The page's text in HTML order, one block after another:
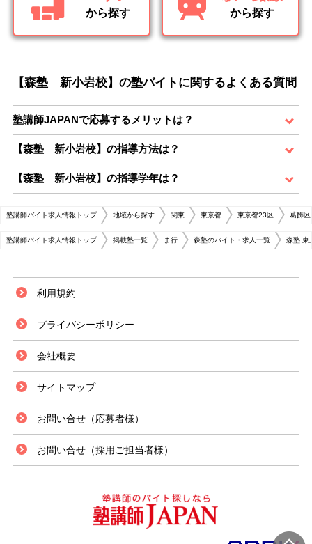
から探す から探す
【森塾 新小岩校】の塾バイトに関するよくある質問
塾講師JAPANで応募するメリットは？
【森塾 新小岩校】の指導方法は？
【森塾 新小岩校】の指導学年は？
塾講師バイト求人情報トップ 地域から探す 関東 東京都 東京都23区 葛飾区
塾講師バイト求人情報トップ 掲載塾一覧 ま行 森塾のバイト・求人一覧 森塾 東
利用規約
プライバシーポリシー
会社概要
サイトマップ
お問い合せ（応募者様）
お問い合せ（採用ご担当者様）